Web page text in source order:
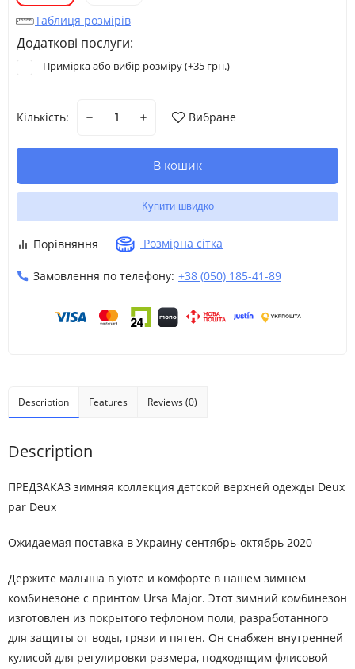
Таблиця розмірів
Додаткові послуги:
Примірка або вибір розміру (+35 грн.)
Кількість: Вибране
В кошик
Купити швидко
Порівняння Розмірна сітка
Замовлення по телефону: +38 (050) 185-41-89
Description Features Reviews (0)
Description
ПРЕДЗАКАЗ зимняя коллекция детской верхней одежды Deux
par Deux
Ожидаемая поставка в Украину сентябрь-октябрь 2020
Держите малыша в уюте и комфорте в нашем зимнем
комбинезоне с принтом Ursa Major. Этот зимний комбинезон
изготовлен из покрытого тефлоном поли, разработанного
для защиты от воды, грязи и пятен. Он снабжен внутренней
кулисой для регулировки размера, подходящим флисовой